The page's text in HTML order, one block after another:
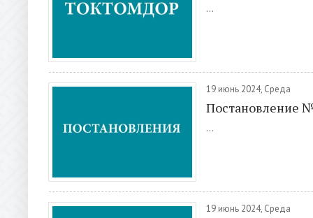
...
19 июнь 2024, Среда
Постановление
...
19 июнь 2024, Среда